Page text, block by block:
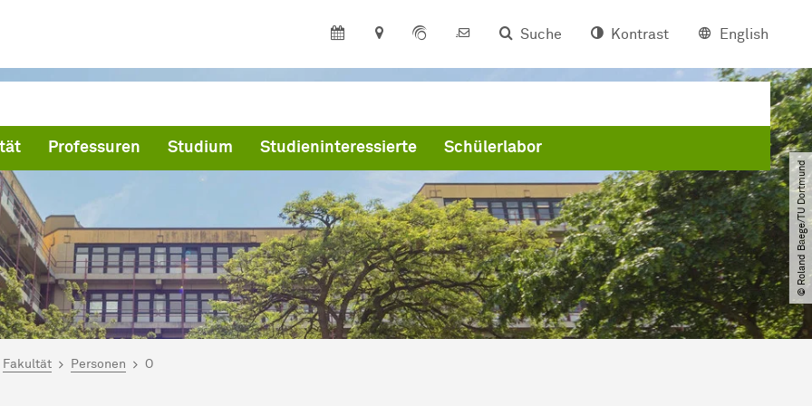
Suche Kontrast English
Professuren Studium Studieninteressierte Schülerlabor
© Roland Baege​/​TU Dortmund
hier:
Fakultät Personen O